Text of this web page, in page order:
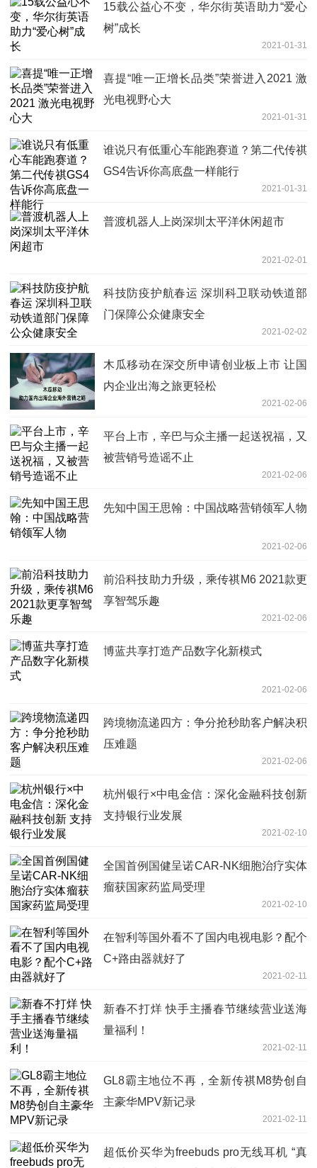
15载公益心不变，华尔街英语助力“爱心
树”成长
2021-01-31
喜提“唯一正增长品类”荣誉进入2021 激
光电视野心大
2021-01-31
谁说只有低重心车能跑赛道？第二代传祺
GS4告诉你高底盘一样能行
2021-01-31
普渡机器人上岗深圳太平洋休闲超市
2021-02-01
科技防疫护航春运 深圳科卫联动铁道部
门保障公众健康安全
2021-02-02
木瓜移动在深交所申请创业板上市 让国
内企业出海之旅更轻松
2021-02-06
平台上市，辛巴与众主播一起送祝福，又
被营销号造谣不止
2021-02-06
先知中国王思翰：中国战略营销领军人物
2021-02-06
前沿科技助力升级，乘传祺M6 2021款更
享智驾乐趣
2021-02-06
博蓝共享打造产品数字化新模式
2021-02-06
跨境物流递四方：争分抢秒助客户解决积
压难题
2021-02-06
杭州银行×中电金信：深化金融科技创新
支持银行业发展
2021-02-10
全国首例国健呈诺CAR-NK细胞治疗实体
瘤获国家药监局受理
2021-02-10
在智利等国外看不了国内电视电影？配个
C+路由器就好了
2021-02-11
新春不打烊 快手主播春节继续营业送海
量福利！
2021-02-11
GL8霸主地位不再，全新传祺M8势创自
主豪华MPV新记录
2021-02-11
超低价买华为freebuds pro无线耳机 “真